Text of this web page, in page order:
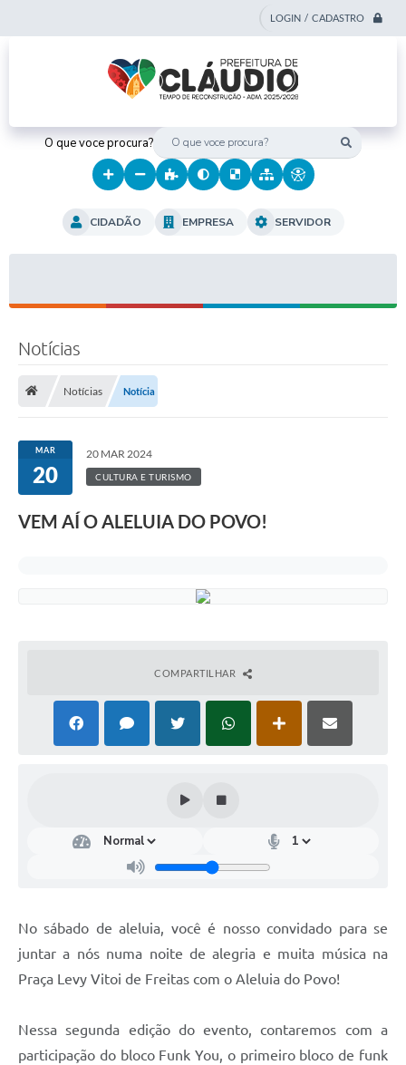
LOGIN / CADASTRO
O que voce procura?
CIDADÃO EMPRESA SERVIDOR
Notícias
Notícias Notícia
MAR
20
20 MAR 2024
CULTURA E TURISMO
VEM AÍ O ALELUIA DO POVO!
COMPARTILHAR
No sábado de aleluia, você é nosso convidado para se
juntar a nós numa noite de alegria e muita música na
Praça Levy Vitoi de Freitas com o Aleluia do Povo!
Nessa segunda edição do evento, contaremos com a
participação do bloco Funk You, o primeiro bloco de funk